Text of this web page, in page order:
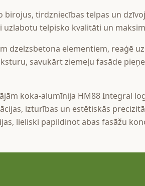
birojus, tirdzniecības telpas un
telpisko kvalitāti un
dzelzsbetona elementiem, reaģē
savukārt ziemeļu fasāde
koka-alumīnija HM88 Integral
izturības un estētiskās
lieliski papildinot abas fasāžu